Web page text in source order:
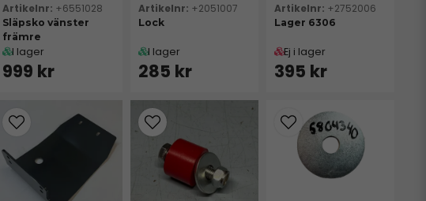
+6551028
Släpsko vänster
främre
I lager
999 kr
+2051007
Lock
I lager
285 kr
+2752006
Lager 6306
Ej i lager
395 kr